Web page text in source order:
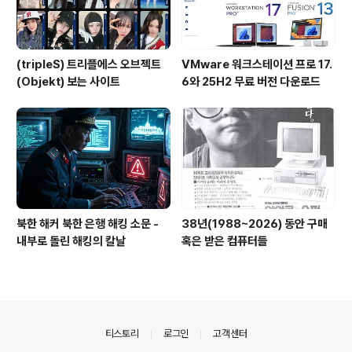
(tripleS) 트리플에스 오브젝트
(Objekt) 보는 사이트
VMware 워크스테이션 프로 17.
6와 25H2 무료 버전 다운로드
북한 해커 북한 은행 해킹 소문 -
내부로 돌린 해킹의 칼날
38년(1988~2026) 동안 구매
혹은 받은 컴퓨터들
티스토리 로그인 고객센터